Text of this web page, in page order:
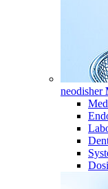
neodisher